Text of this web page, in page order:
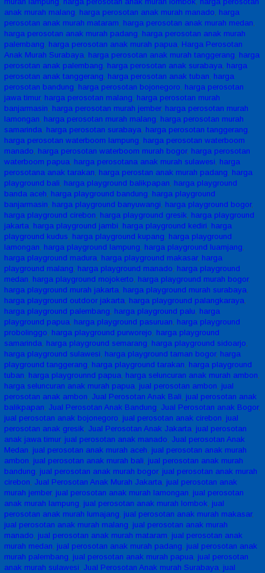
anak murah malang, harga perosotan anak murah manado, harga
perosotan anak murah mataram, harga perosotan anak murah medan,
harga perosotan anak murah padang, harga perosotan anak murah
palembang, harga perosotan anak murah papua, Harga Perosotan
Anak Murah Surabaya, harga perosotan anak murah tanggerang, harga
perosotan anak palembang, harga perosotan anak surabaya, harga
perosotan anak tanggerang, harga perosotan anak tuban, harga
perosotan bandung, harga perosotan bojonegoro, harga perosotan
jawa timur, harga perosotan malang, harga perosotan murah
banjarmasin, harga perosotan murah jember, harga perosotan murah
lamongan, harga perosotan murah malang, harga perosotan murah
samarinda, harga perosotan surabaya, harga perosotan tanggerang,
harga perosotan waterboom lampung, harga perosotan waterboom
manado, harga perosotan waterboom murah bogor, harga perosotan
waterboom papua, harga perosotana anak murah sulawesi, harga
perosotana anak tarakan, harga perostan anak murah padang, harga
playground bali, harga playground balikpapan, harga playground
banda aceh, harga playground bandung, harga playground
banjarmasin, harga playground banyuwangi, harga playground bogor,
harga playground cirebon, harga playground gresik, harga playground
jakarta, harga playground jambi, harga playground kediri, harga
playground kudus, harga playground kupang, harga playground
lamongan, harga playground lampung, harga playground luamjang,
harga playground madura, harga playground makasar, harga
playground malang, harga playground manado, harga playground
medan, harga playground mojokerto, harga playground murah bogor,
harga playground murah jakarta, harga playground murah surabaya,
harga playground outdoor jakarta, harga playground palangkaraya,
harga playground palembang, harga playground palu, harga
playground papua, harga playground pasuruan, harga playground
probolinggo, harga playground purworejo, harga playground
samarinda, harga playground semarang, harga playground sidoarjo,
harga playground sulawesi, harga playground taman bogor, harga
playground tanggerang, harga playground tarakan, harga playground
tuban, harga playgrounnd papua, harga seluncuran anak murah ambon,
harga seluncuran anak murah papua, jual perosotan ambon, jual
perosotan anak ambon, Jual Perosotan Anak Bali, jual perosotan anak
balikpapan, Jual Perosotan Anak Bandung, Jual Perosotan anak Bogor,
jual perosotan anak bojonegoro, jual perosotan anak cirebon, jual
perosotan anak gresik, Jual Perosotan Anak Jakarta, jual perosotan
anak jawa timur, jual perosotan anak manado, Jual perosotan Anak
Medan, jual perosotan anak murah aceh, jual perosotan anak murah
ambon, jual perosotan anak murah bali, jual perosotan anak murah
bandung, jual perosotan anak murah bogor, jual perosotan anak murah
cirebon, Jual Perosotan Anak Murah Jakarta, jual perosotan anak
murah jember, jual perosotan anak murah lamongan, jual perosotan
anak murah lampung, jual perosotan anak murah lombok, jual
perosotan anak murah lumajang, jual perosotan anak murah makasar,
jual perosotan anak murah malang, jual perosotan anak murah
manado, jual perosotan anak murah mataram, jual perosotan anak
murah medan, jual perosotan anak murah padang, jual perosotan anak
murah palembang, jual perosotan anak murah papua, jual perosotan
anak murah sulawesi, Jual Perosotan Anak murah Surabaya, jual